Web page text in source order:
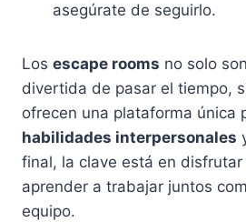
asegúrate de seguirlo.
Los escape rooms no solo
divertida de pasar el tiempo,
ofrecen una plataforma única
habilidades interpersonales
final, la clave está en
aprender a trabajar juntos
equipo.